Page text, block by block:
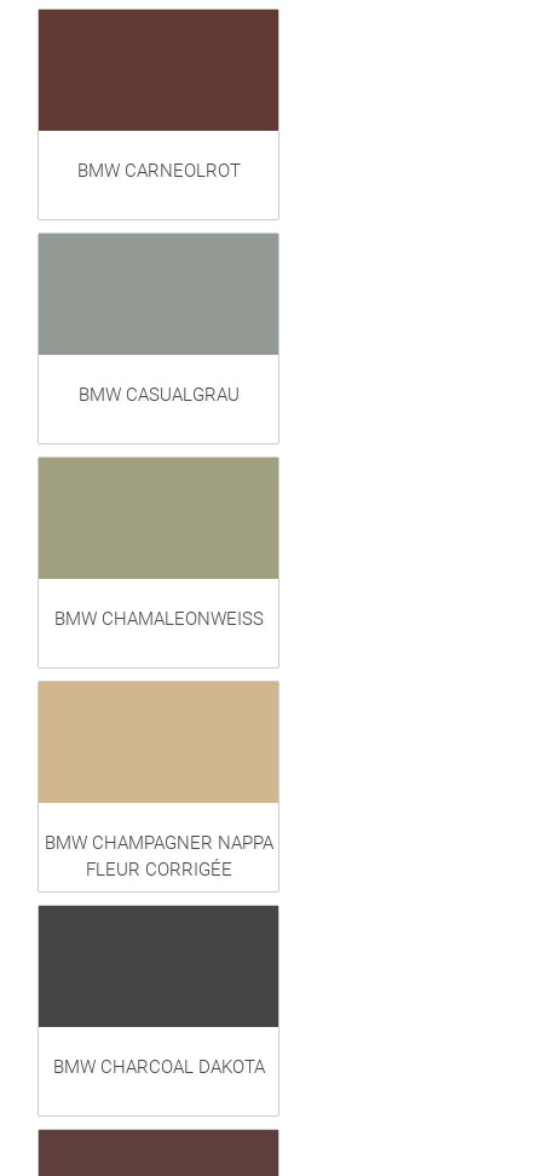
BMW CARNEOLROT
BMW CASUALGRAU
BMW CHAMALEONWEISS
BMW CHAMPAGNER NAPPA
FLEUR CORRIGÉE
BMW CHARCOAL DAKOTA